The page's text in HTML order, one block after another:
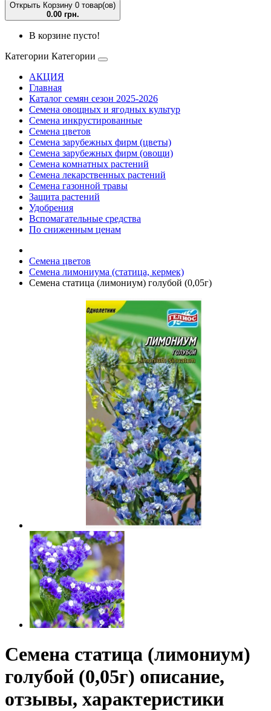
Открыть Корзину 0 товар(ов)
0.00 грн.
В корзине пусто!
Категории Категории
АКЦИЯ
Главная
Каталог семян сезон 2025-2026
Семена овощных и ягодных культур
Семена инкрустированные
Семена цветов
Семена зарубежных фирм (цветы)
Семена зарубежных фирм (овощи)
Семена комнатных растений
Семена лекарственных растений
Семена газонной травы
Защита растений
Удобрения
Вспомагательные средства
По сниженным ценам
Семена цветов
Семена лимониума (статица, кермек)
Семена статица (лимониум) голубой (0,05г)
Семена статица (лимониум)
голубой (0,05г) описание,
отзывы, характеристики